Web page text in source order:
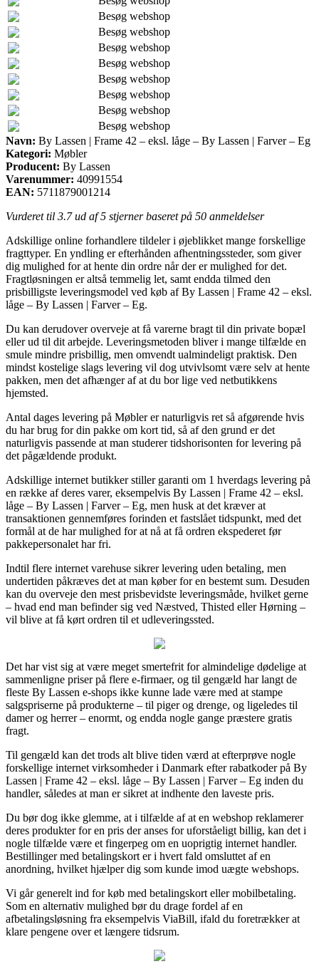
Besøg webshop
Besøg webshop
Besøg webshop
Besøg webshop
Besøg webshop
Besøg webshop
Besøg webshop
Besøg webshop
Navn: By Lassen | Frame 42 – eksl. låge – By Lassen | Farver – Eg
Kategori: Møbler
Producent: By Lassen
Varenummer: 40991554
EAN: 5711879001214
Vurderet til 3.7ud af 5 stjerner baseret på 50 anmeldelser
Adskillige online forhandlere tildeler i øjeblikket mange forskellige
fragttyper. En yndling er efterhånden afhentningssteder, som giver
dig mulighed for at hente din ordre når der er mulighed for det.
Fragtløsningen er altså temmelig let, samt endda tilmed den
prisbilligste leveringsmodel ved køb af By Lassen | Frame 42 – eksl.
låge – By Lassen | Farver – Eg.
Du kan derudover overveje at få varerne bragt til din private bopæl
eller ud til dit arbejde. Leveringsmetoden bliver i mange tilfælde en
smule mindre prisbillig, men omvendt ualmindeligt praktisk. Den
mindst kostelige slags levering vil dog utvivlsomt være selv at hente
pakken, men det afhænger af at du bor lige ved netbutikkens
hjemsted.
Antal dages levering på Møbler er naturligvis ret så afgørende hvis
du har brug for din pakke om kort tid, så af den grund er det
naturligvis passende at man studerer tidshorisonten for levering på
det pågældende produkt.
Adskillige internet butikker stiller garanti om 1 hverdags levering på
en række af deres varer, eksempelvis By Lassen | Frame 42 – eksl.
låge – By Lassen | Farver – Eg, men husk at det kræver at
transaktionen gennemføres forinden et fastslået tidspunkt, med det
formål at de har mulighed for at nå at få ordren ekspederet før
pakkepersonalet har fri.
Indtil flere internet varehuse sikrer levering uden betaling, men
undertiden påkræves det at man køber for en bestemt sum. Desuden
kan du overveje den mest prisbevidste leveringsmåde, hvilket gerne
– hvad end man befinder sig ved Næstved, Thisted eller Hørning –
vil blive at få kørt ordren til et udleveringssted.
Det har vist sig at være meget smertefrit for almindelige dødelige at
sammenligne priser på flere e-firmaer, og til gengæld har langt de
fleste By Lassen e-shops ikke kunne lade være med at stampe
salgspriserne på produkterne – til piger og drenge, og ligeledes til
damer og herrer – enormt, og endda nogle gange præstere gratis
fragt.
Til gengæld kan det trods alt blive tiden værd at efterprøve nogle
forskellige internet virksomheder i Danmark efter rabatkoder på By
Lassen | Frame 42 – eksl. låge – By Lassen | Farver – Eg inden du
handler, således at man er sikret at indhente den laveste pris.
Du bør dog ikke glemme, at i tilfælde af at en webshop reklamerer
deres produkter for en pris der anses for uforståeligt billig, kan det i
nogle tilfælde være et fingerpeg om en uoprigtig internet handler.
Bestillinger med betalingskort er i hvert fald omsluttet af en
anordning, hvilket hjælper dig som kunde imod uægte webshops.
Vi går generelt ind for køb med betalingskort eller mobilbetaling.
Som en alternativ mulighed bør du drage fordel af en
afbetalingsløsning fra eksempelvis ViaBill, ifald du foretrækker at
klare pengene over et længere tidsrum.